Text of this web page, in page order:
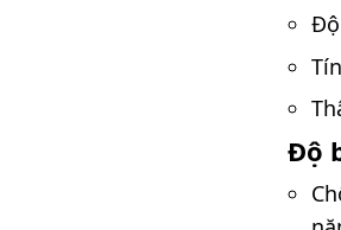
Độ